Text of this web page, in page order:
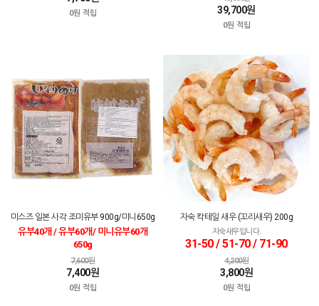
0원 적립 39,700원
0원 적립
미스즈 일본 사각 조미유부 900g/미니650g
유부40개 / 유부60개/ 미니유부60개
650g
7,600원
7,400원
0원 적립
자숙 칵테일 새우 (꼬리새우) 200g
자숙새우입니다.
31-50 / 51-70 / 71-90
4,200원
3,800원
0원 적립